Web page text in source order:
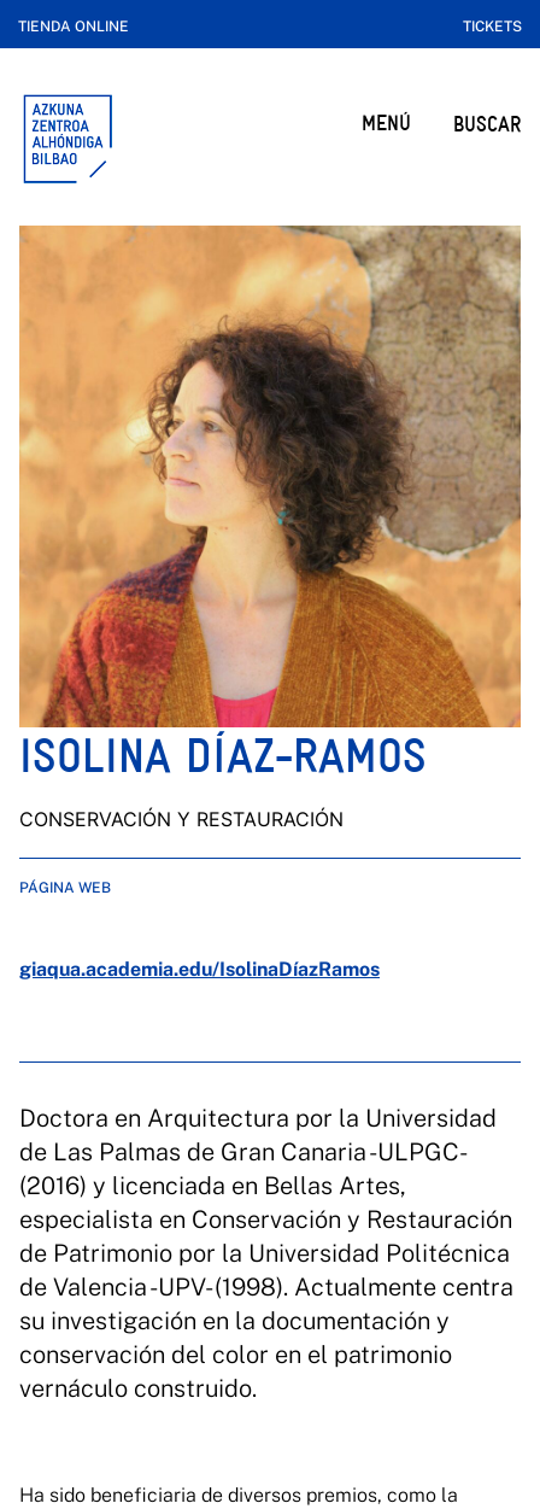
TIENDA ONLINE TICKETS
MENÚ BUSCAR
ISOLINA DÍAZ-RAMOS
CONSERVACIÓN Y RESTAURACIÓN
PÁGINA WEB
giaqua.academia.edu/IsolinaDíazRamos
Doctora en Arquitectura por la Universidad
de Las Palmas de Gran Canaria -ULPGC-
(2016) y licenciada en Bellas Artes,
especialista en Conservación y Restauración
de Patrimonio por la Universidad Politécnica
de Valencia -UPV- (1998). Actualmente centra
su investigación en la documentación y
conservación del color en el patrimonio
vernáculo construido.
Ha sido beneficiaria de diversos premios, como la